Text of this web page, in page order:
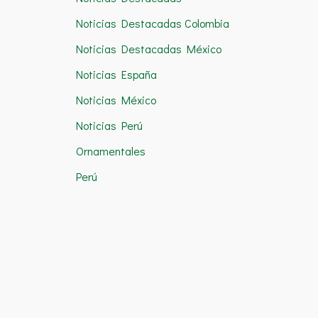
Noticias Destacadas Colombia
Noticias Destacadas México
Noticias España
Noticias México
Noticias Perú
Ornamentales
Perú